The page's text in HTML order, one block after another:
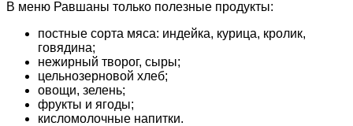
В меню Равшаны только полезные продукты:
постные сорта мяса: индейка, курица, кролик,
говядина;
нежирный творог, сыры;
цельнозерновой хлеб;
овощи, зелень;
фрукты и ягоды;
кисломолочные напитки.